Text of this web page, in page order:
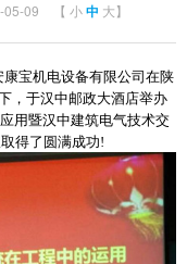
05-09 【 小中 大】
宝机电设备有限公司在陕
，于汉中邮政大酒店举办
用暨汉中建筑电气技术交
得了圆满成功!